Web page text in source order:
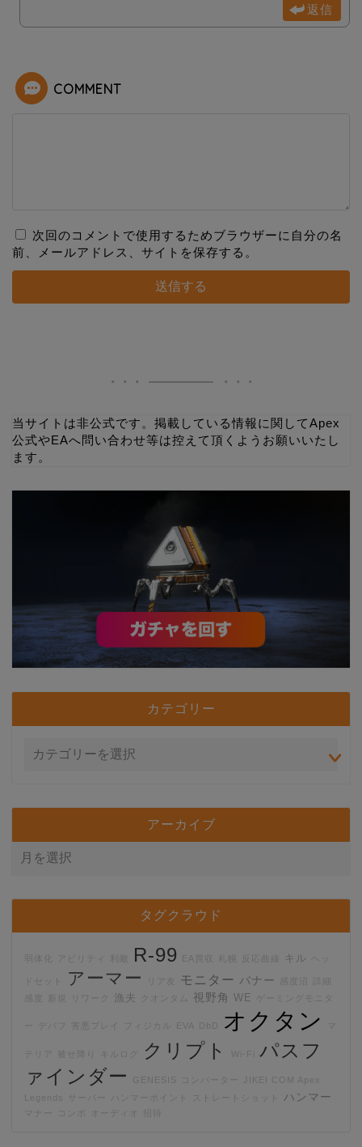
返信
COMMENT
次回のコメントで使用するためブラウザーに自分の名
前、メールアドレス、サイトを保存する。
当サイトは非公式です。掲載している情報に関してApex
公式やEAへ問い合わせ等は控えて頂くようお願いいたし
ます。
カテゴリー
アーカイブ
タグクラウド
弱体化 R-99 EA買収 反応曲線 キル
アーマー リア友 モニター バナー
漁夫 クオンタム 視野角 WE ゲーミングモニタ
EVA DbD オクタン マ
被せ降り キルログ クリプト Wi-Fi
パスフ
ァインダー
GENESIS コンバーター
JIKEI COM Apex
Legends
ハンマーポイント ハンマー
マナー コンボ オーディオ